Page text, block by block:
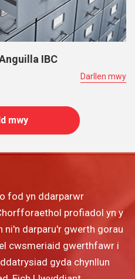
IBC
Darllen mwy
mwy
fod yn ddarparwr
profiadol yn y
ni'n darparu'r gwerth gorau
cwsmeriaid gwerthfawr i
gyda chynllun